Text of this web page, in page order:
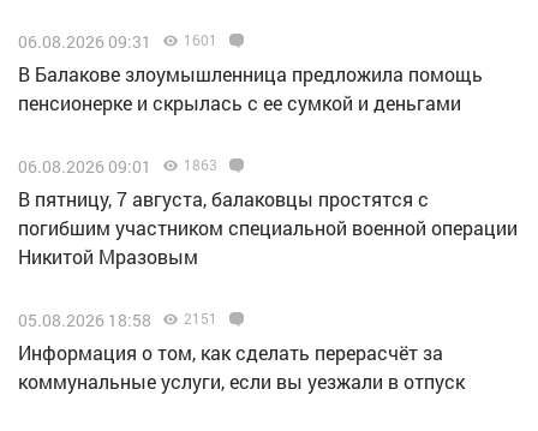
06.08.2026 09:31 1601
В Балакове злоумышленница предложила помощь
пенсионерке и скрылась с ее сумкой и деньгами
06.08.2026 09:01 1863
В пятницу, 7 августа, балаковцы простятся с
погибшим участником специальной военной операции
Никитой Мразовым
05.08.2026 18:58 2151
Информация о том, как сделать перерасчёт за
коммунальные услуги, если вы уезжали в отпуск